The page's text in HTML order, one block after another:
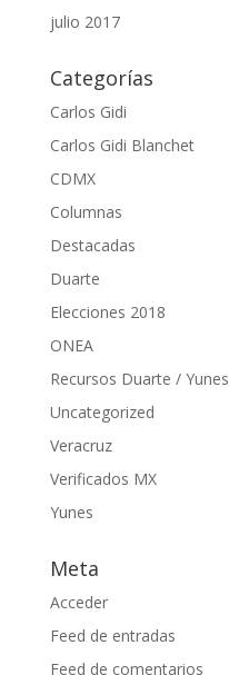
julio 2017
Categorías
Carlos Gidi
Carlos Gidi Blanchet
CDMX
Columnas
Destacadas
Duarte
Elecciones 2018
ONEA
Recursos Duarte / Yunes
Uncategorized
Veracruz
Verificados MX
Yunes
Meta
Acceder
Feed de entradas
Feed de comentarios